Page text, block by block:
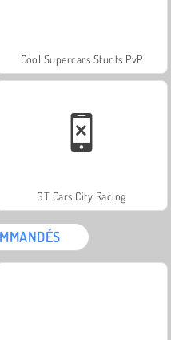
Cool Supercars Stunts PvP
GT Cars City Racing